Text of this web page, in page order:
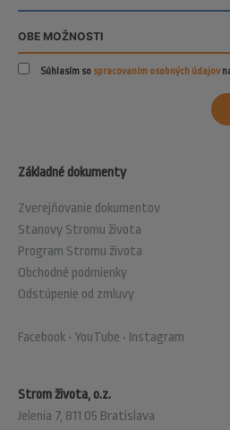
Strom života, o.z.
Jelenia 7, 811 05 Bratislava
Základné dokumenty
Zverejňovanie dokumentov
Stanovy Stromu života
Program Stromu života
Obchodné podmienky
Odstúpenie od zmluvy
Facebook • YouTube • Instagram
Súhlasím so spracovaním osobných údajov